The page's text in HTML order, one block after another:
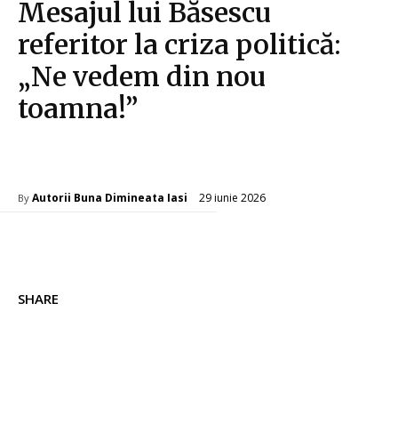
Mesajul lui Băsescu
referitor la criza politică:
„Ne vedem din nou
toamna!”
By Autorii Buna Dimineata Iasi 29 iunie 2026
SHARE